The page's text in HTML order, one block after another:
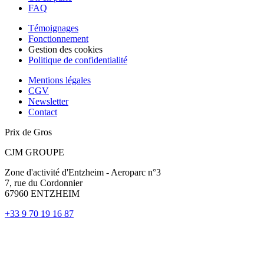
FAQ
Témoignages
Fonctionnement
Gestion des cookies
Politique de confidentialité
Mentions légales
CGV
Newsletter
Contact
Prix de Gros
CJM GROUPE
Zone d'activité d'Entzheim - Aeroparc n°3
7, rue du Cordonnier
67960 ENTZHEIM
+33 9 70 19 16 87